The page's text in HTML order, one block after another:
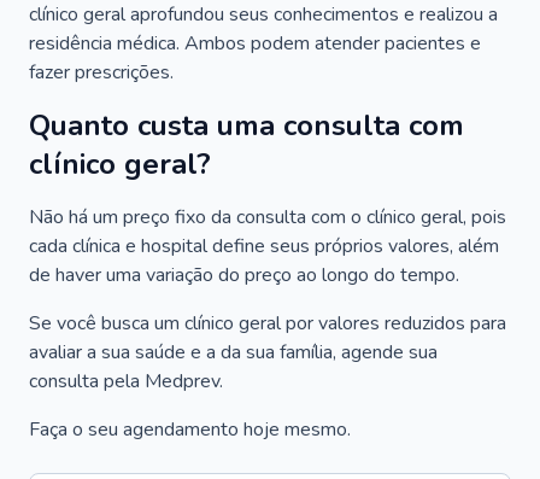
clínico geral aprofundou seus conhecimentos e realizou a
residência médica. Ambos podem atender pacientes e
fazer prescrições.
Quanto custa uma consulta com
clínico geral?
Não há um preço fixo da consulta com o clínico geral, pois
cada clínica e hospital define seus próprios valores, além
de haver uma variação do preço ao longo do tempo.
Se você busca um clínico geral por valores reduzidos para
avaliar a sua saúde e a da sua família, agende sua
consulta pela Medprev.
Faça o seu agendamento hoje mesmo.